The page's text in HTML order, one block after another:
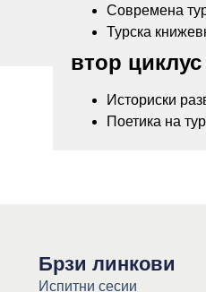
Современа
Турска
втор
Историски
Поетика на
Брзи линкови
Испитни сесии